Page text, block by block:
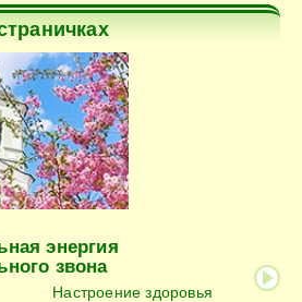
энергия
звона
Настроение здоровья